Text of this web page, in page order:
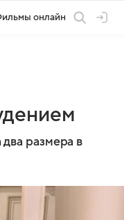
онлайн
размера в